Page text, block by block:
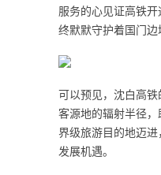
服务的心见证高铁
终默默守护着国门边
可以预见，沈白高
客源地的辐射半径
界级旅游目的地迈
发展机遇。